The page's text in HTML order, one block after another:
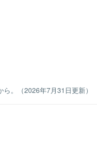
。（2026年7月31日更新）